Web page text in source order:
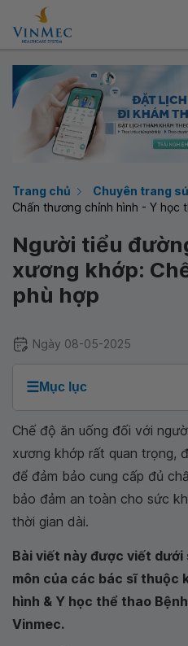
Trang chủ
Chuyên trang
Chấn thương chỉnh hình - Y học
Người tiểu
xương khớp:
phù hợp
Ngày 08-05-2025
☰Mục lục
Chế độ ăn uống đối với
xương khớp rất quan trọng,
để đảm bảo cung cấp đủ
bảo đảm an toàn cho sức
thời gian dài.
Bài viết này được viết dưới
môn của các bác sĩ thuộc
hình & Y học thể thao
Vinmec.